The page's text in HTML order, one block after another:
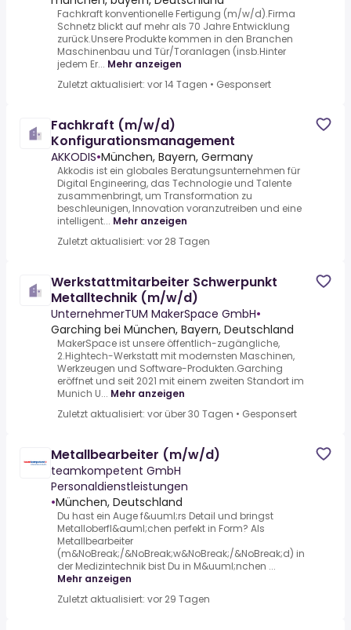
Fachkraft konventionelle Fertigung (m/w/d).Firma
Schnetz blickt auf mehr als 70 Jahre Entwicklung
zurück.Unsere Produkte kommen in den Branchen
Maschinenbau und Tür/Toranlagen (insb.Hinter
jedem Er... Mehr anzeigen
Zuletzt aktualisiert: vor 14 Tagen • Gesponsert
Fachkraft (m/w/d)
Konfigurationsmanagement
AKKODIS•München, Bayern, Germany
Akkodis ist ein globales Beratungsunternehmen für
Digital Engineering, das Technologie und Talente
zusammenbringt, um Transformation zu
beschleunigen, Innovation voranzutreiben und eine
intelligent... Mehr anzeigen
Zuletzt aktualisiert: vor 28 Tagen
Werkstattmitarbeiter Schwerpunkt
Metalltechnik (m/w/d)
UnternehmerTUM MakerSpace GmbH•
Garching bei München, Bayern, Deutschland
MakerSpace ist unsere öffentlich-zugängliche,
2.Hightech-Werkstatt mit modernsten Maschinen,
Werkzeugen und Software-Produkten.Garching
eröffnet und seit 2021 mit einem zweiten Standort im
Munich U... Mehr anzeigen
Zuletzt aktualisiert: vor über 30 Tagen • Gesponsert
Metallbearbeiter (m/w/d)
teamkompetent GmbH
Personaldienstleistungen
•München, Deutschland
Du hast ein Auge f&uuml;rs Detail und bringst
Metalloberfl&auml;chen perfekt in Form? Als
Metallbearbeiter
(m&NoBreak;/&NoBreak;w&NoBreak;/&NoBreak;d) in
der Medizintechnik bist Du in M&uuml;nchen ...
Mehr anzeigen
Zuletzt aktualisiert: vor 29 Tagen